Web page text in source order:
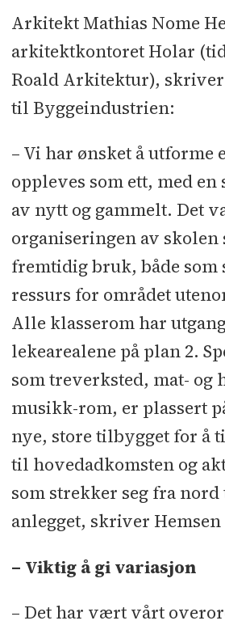
Arkitekt Mathias Nome
arkitektkontoret Holar
Roald Arkitektur), skriver
til Byggeindustrien:
– Vi har ønsket å utforme
oppleves som ett, med
av nytt og gammelt. Det
organiseringen av
fremtidig bruk, både som
ressurs for området
Alle klasserom har
lekearealene på plan 2.
som treverksted, mat- og
musikk-rom, er plassert
nye, store tilbygget for å
til hovedadkomsten og
som strekker seg fra
anlegget, skriver
– Viktig å gi variasjon
– Det har vært vårt